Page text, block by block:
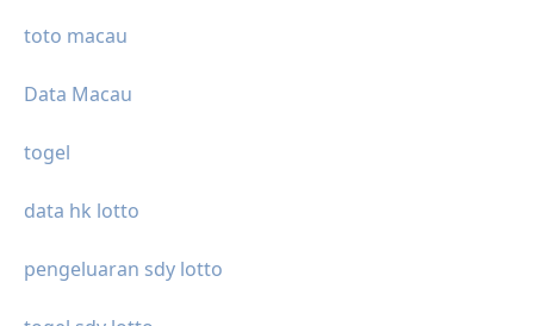
toto macau
Data Macau
togel
data hk lotto
pengeluaran sdy lotto